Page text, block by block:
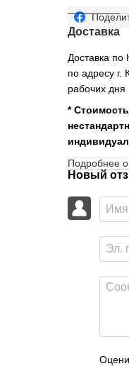
Доставка
Доставка
по адресу
рабочих дня
*
Подробнее о
Новый